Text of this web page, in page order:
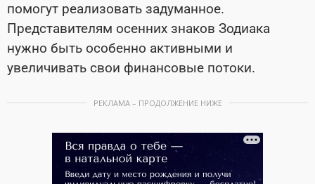
помогут реализовать задуманное.
Представителям осенних знаков Зодиака
нужно быть особенно активными и
увеличивать свои финансовые потоки.
РЕКЛАМА – ПРОДОЛЖЕНИЕ НИЖЕ